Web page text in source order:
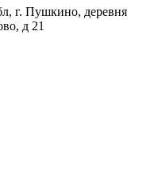
г. Пушкино, деревня
д 21